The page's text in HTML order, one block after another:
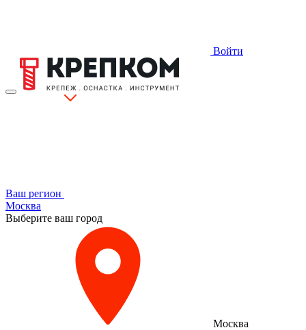
Войти
Ваш регион
Москва
Выберите ваш город
Москва